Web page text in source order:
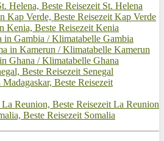
Helena, Beste Reisezeit St. Helena
Kap Verde, Beste Reisezeit Kap Verde
Kenia, Beste Reisezeit Kenia
in Gambia / Klimatabelle Gambia
in Kamerun / Klimatabelle Kamerun
Ghana / Klimatabelle Ghana
Beste Reisezeit Senegal
Beste Reisezeit
Reunion, Beste Reisezeit La Reunion
Beste Reisezeit Somalia